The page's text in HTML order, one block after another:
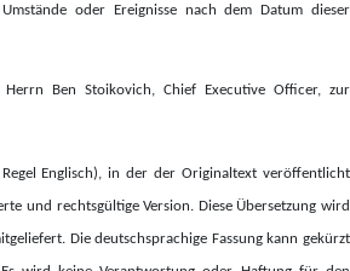
oder Ereignisse nach dem Datum dieser
Ben Stoikovich, Chief Executive Officer, zur
Englisch), in der der Originaltext veröffentlicht
und rechtsgültige Version. Diese Übersetzung wird
Die deutschsprachige Fassung kann gekürzt